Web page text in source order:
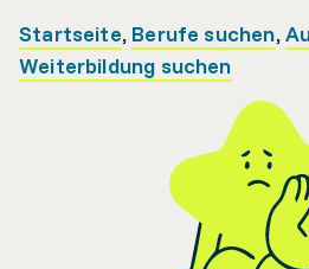
Startseite, Berufe suchen,
Weiterbildung suchen